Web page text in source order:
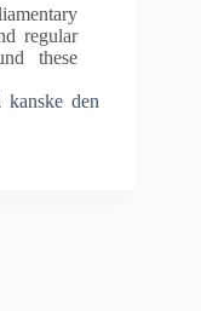
regular
these
den